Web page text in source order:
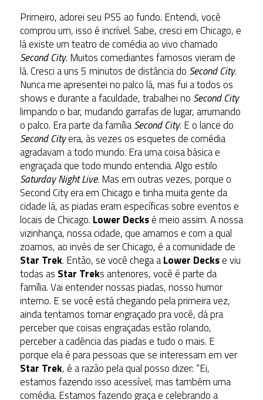
Primeiro, adorei seu PS5 ao fundo. Entendi, você
comprou um, isso é incrível. Sabe, cresci em Chicago, e
lá existe um teatro de comédia ao vivo chamado
Second City. Muitos comediantes famosos vieram de
lá. Cresci a uns 5 minutos de distância do Second City.
Nunca me apresentei no palco lá, mas fui a todos os
shows e durante a faculdade, trabalhei no Second City
limpando o bar, mudando garrafas de lugar, arrumando
o palco. Era parte da famíliaSecond City. E o lance do
Second Cityera, às vezes os esquetes de comédia
agradavam a todo mundo. Era uma coisa básica e
engraçada que todo mundo entendia. Algo estilo
Saturday Night Live. Mas em outras vezes, porque o
Second City era em Chicago e tinha muita gente da
cidade lá, as piadas eram específicas sobre eventos e
locais de Chicago. Lower Decksé meio assim. A nossa
vizinhança, nossa cidade, que amamos e com a qual
zoamos, ao invés de ser Chicago, é a comunidade de
Star Trek. Então, se você chega aLower Deckse viu
todas as Star Treks anteriores, você é parte da
família. Vai entender nossas piadas, nosso humor
interno. E se você está chegando pela primeira vez,
ainda tentamos tornar engraçado pra você, dá pra
perceber que coisas engraçadas estão rolando,
perceber a cadência das piadas e tudo o mais. E
porque ela é para pessoas que se interessam em ver
Star Trek, é a razão pela qual posso dizer: “Ei,
estamos fazendo isso acessível, mas também uma
comédia. Estamos fazendo graça e celebrando a